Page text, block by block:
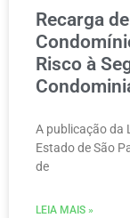
Recarga
Risco à
A publicação da
Estado de São
de
LEIA MAIS »